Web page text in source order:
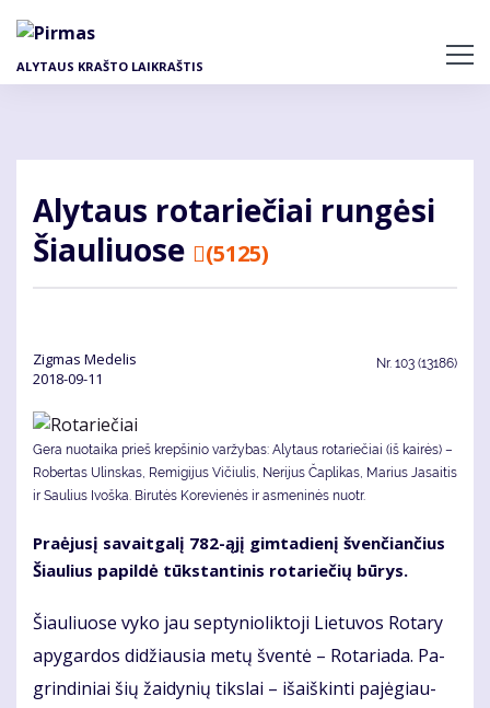
pagrindinį
ALYTAUS KRAŠTO LAIKRAŠTIS
Aly­taus ro­ta­rie­čiai run­gė­si
Šiau­liuo­se
(5125)
Zig­mas Me­de­lis
2018-09-11
Nr. 103 (13186)
Gera nuotaika prieš krepšinio varžybas: Alytaus rotariečiai (iš kairės) –
Robertas Ulinskas, Remigijus Vičiulis, Nerijus Čaplikas, Marius Jasaitis
ir Saulius Ivoška. Bi­ru­tės Ko­re­vie­nės ir as­me­ni­nės nuotr.
Pra­ėju­sį sa­vait­ga­lį 782-ąjį gim­ta­die­nį šven­čian­čius
Šiau­lius pa­pil­dė tūks­tan­ti­nis ro­ta­rie­čių bū­rys.
Šiau­liuo­se vy­ko jau sep­ty­nio­lik­to­ji Lie­tu­vos Ro­ta­ry
apy­gar­dos di­džiau­sia me­tų šven­tė – Ro­ta­ria­da. Pa­
grin­di­niai šių žai­dy­nių tiks­lai – iš­aiš­kin­ti pa­jė­giau­